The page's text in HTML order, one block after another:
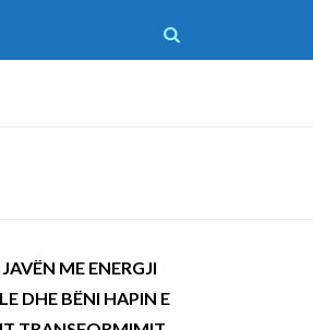
ME ENERGJI
DHE BËNI HAPIN E